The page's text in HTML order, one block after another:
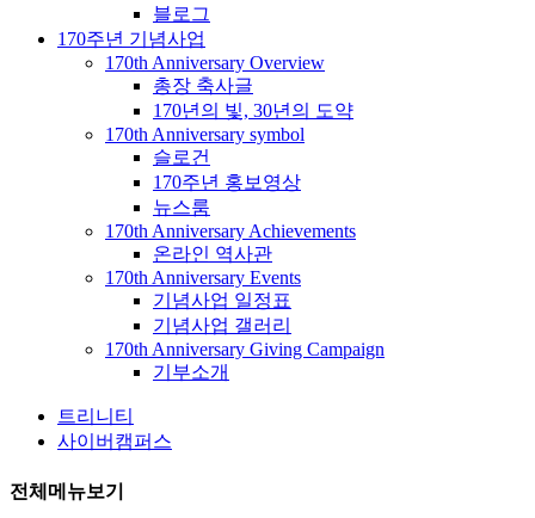
블로그
170주년 기념사업
170th Anniversary Overview
총장 축사글
170년의 빛, 30년의 도약
170th Anniversary symbol
슬로건
170주년 홍보영상
뉴스룸
170th Anniversary Achievements
온라인 역사관
170th Anniversary Events
기념사업 일정표
기념사업 갤러리
170th Anniversary Giving Campaign
기부소개
트리니티
사이버캠퍼스
전체메뉴보기